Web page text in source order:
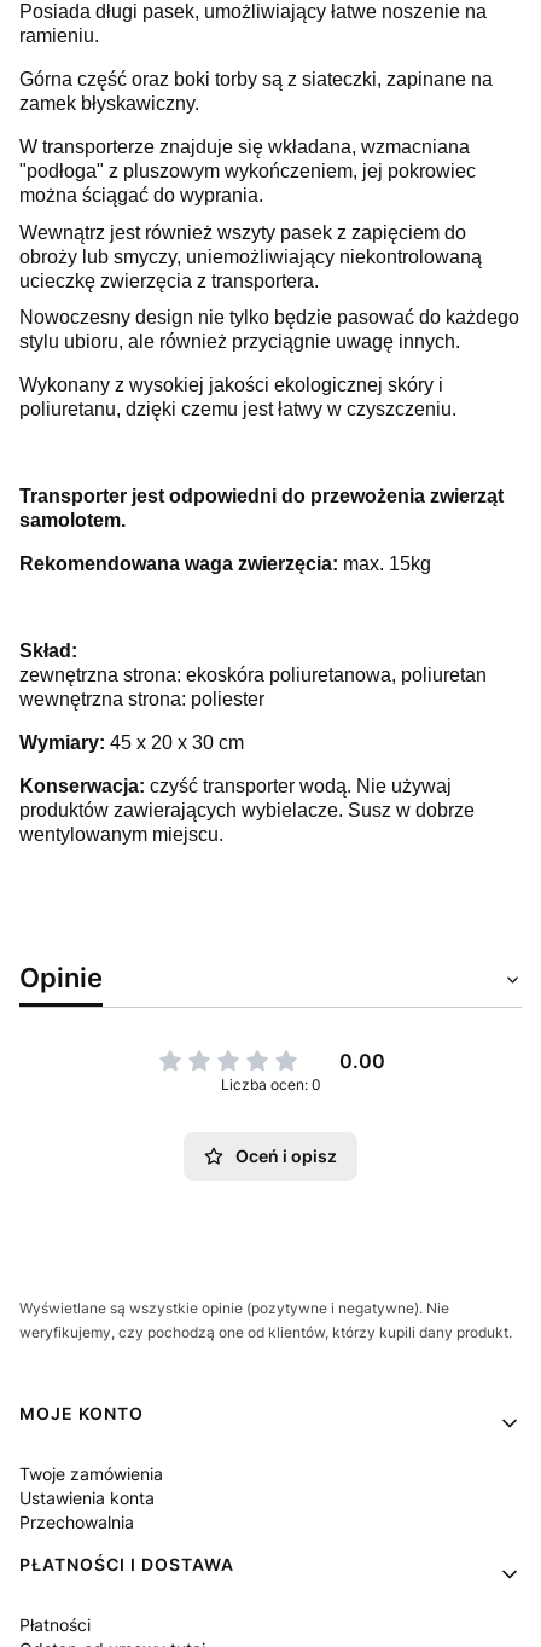
Posiada długi pasek, umożliwiający łatwe noszenie na
ramieniu.
Górna część oraz boki torby są z siateczki, zapinane na
zamek błyskawiczny.
W transporterze znajduje się wkładana, wzmacniana
"podłoga" z pluszowym wykończeniem, jej pokrowiec
można ściągać do wyprania.
Wewnątrz jest również wszyty pasek z zapięciem do
obroży lub smyczy, uniemożliwiający niekontrolowaną
ucieczkę zwierzęcia z transportera.
Nowoczesny design nie tylko będzie pasować do każdego
stylu ubioru, ale również przyciągnie uwagę innych.
Wykonany z wysokiej jakości ekologicznej skóry i
poliuretanu, dzięki czemu jest łatwy w czyszczeniu.
Transporter jest odpowiedni do przewożenia zwierząt
samolotem.
Rekomendowana waga zwierzęcia: max. 15kg
Skład:
zewnętrzna strona: ekoskóra poliuretanowa, poliuretan
wewnętrzna strona: poliester
Wymiary: 45 x 20 x 30 cm
Konserwacja: czyść transporter wodą. Nie używaj
produktów zawierających wybielacze. Susz w dobrze
wentylowanym miejscu.
Opinie
0.00
Liczba ocen: 0
Oceń i opisz
Wyświetlane są wszystkie opinie (pozytywne i negatywne). Nie
weryfikujemy, czy pochodzą one od klientów, którzy kupili dany produkt.
Linki w stopce
MOJE KONTO
Twoje zamówienia
Ustawienia konta
Przechowalnia
PŁATNOŚCI I DOSTAWA
Płatności